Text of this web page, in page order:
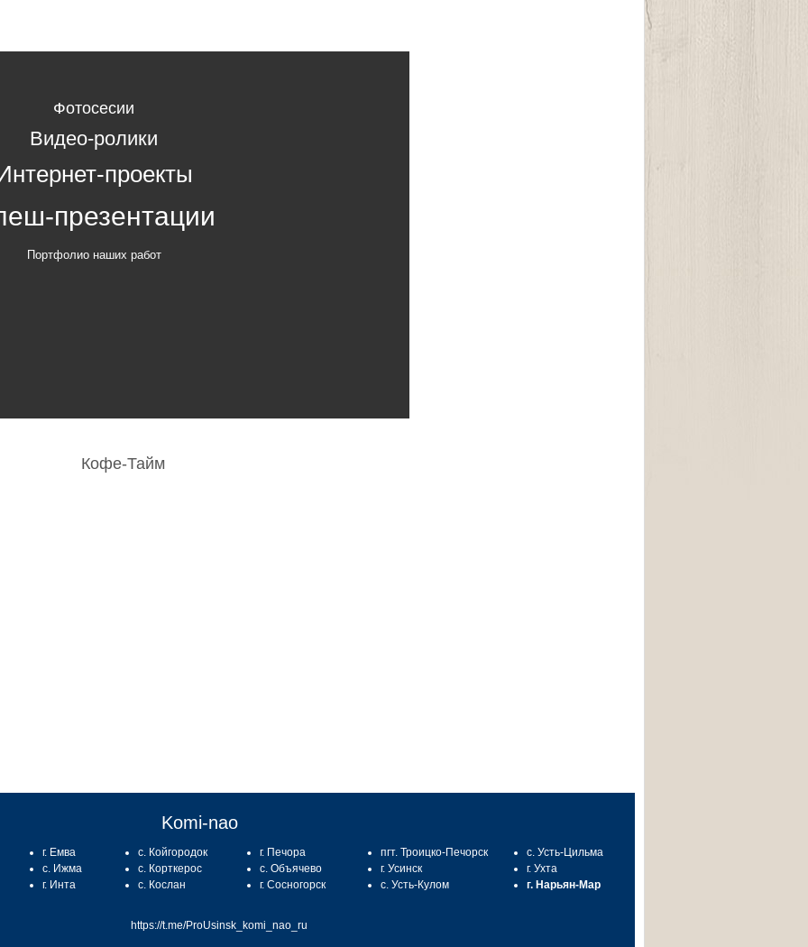
Фотосесии
Видео-ролики
проекты
презентации
Портфолио наших работ
Кофе-Тайм
Komi-nao
г. Емва
с. Ижма
г. Инта
с. Койгородок
с. Корткерос
с. Кослан
г. Печора
с. Объячево
г. Сосногорск
пгт. Троицко-Печорск
г. Усинск
с. Усть-Кулом
с. Усть-Цильма
г. Ухта
г. Нарьян-Мар
https://t.me/ProUsinsk_komi_nao_ru